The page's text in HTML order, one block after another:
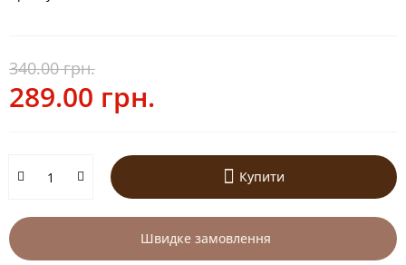
340.00 грн.
289.00 грн.
Купити
Швидке замовлення